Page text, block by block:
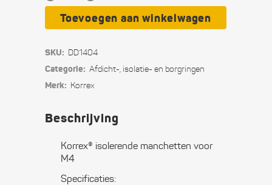
isolerende
M4
Toevoegen aan winkelwagen
SKU: DD1404
Categorie: Afdicht-, isolatie- en borgringen
Merk: Korrex
Beschrijving
Korrex® isolerende manchetten voor
M4
Specificaties: